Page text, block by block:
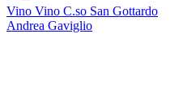
Vino Vino C.so San Gottardo
Andrea Gaviglio